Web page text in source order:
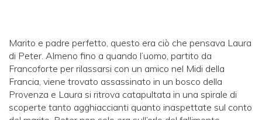
Marito e padre perfetto, questo era ciò che pensava Laura
di Peter. Almeno fino a quando l’uomo, partito da
Francoforte per rilassarsi con un amico nel Midi della
Francia, viene trovato assassinato in un bosco della
Provenza e Laura si ritrova catapultata in una spirale di
scoperte tanto agghiaccianti quanto inaspettate sul conto